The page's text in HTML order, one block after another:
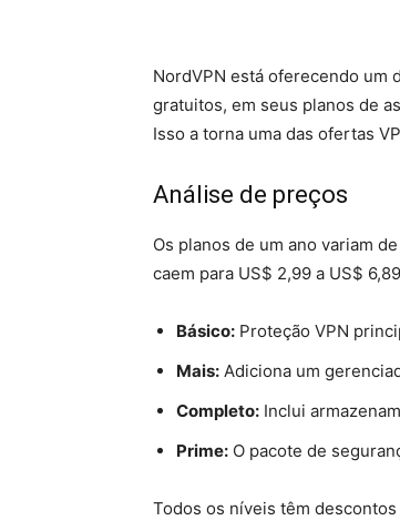
NordVPN está oferecendo um
gratuitos, em seus planos de
Isso a torna uma das ofertas
Análise de preços
Os planos de um ano variam
caem para US$ 2,99 a US$
Básico: Proteção VPN
Mais: Adiciona um
Completo: Inclui
Prime: O pacote de
Todos os níveis têm